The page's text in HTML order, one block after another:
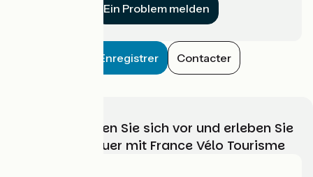
Ein Problem melden
Enregistrer Contacter
Wählen, bereiten Sie sich vor und erleben Sie
Ihr Radabenteuer mit France Vélo Tourisme